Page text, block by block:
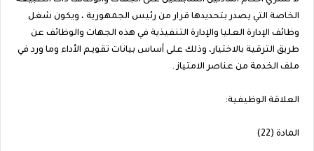
الخاصة التي يصدر بتحديدها قرار من رئيس الجمهورية ، ويكون شغل
وظائف الإدارة العليا والإدارة التنفيذية في هذه الجهات والوظائف عن
طريق الترقية بالاختيار، وذلك على أساس بيانات تقويـم الأداء وما ورد في
ملف الخدمة من عناصر الامتياز .
العلاقة الوظيفية:
المادة (22)